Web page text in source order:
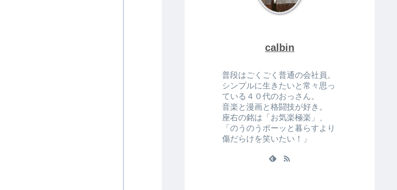
calbin
普段はごくごく普通の会社員。
シンプルに生きたいと常々思っ
ている４０代のおっさん。
音楽と漫画と格闘技が好き。
座右の銘は「お気楽極楽」、
「のうのうボーッと暮らすより
傷だらけを笑いたい！」